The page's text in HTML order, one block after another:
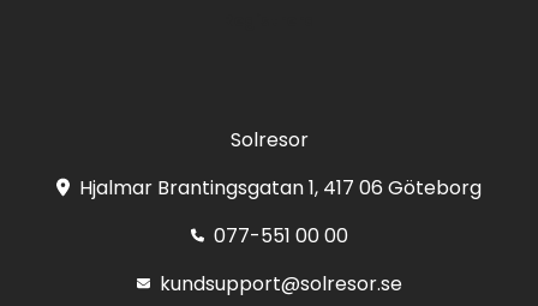
Solresor
Hjalmar Brantingsgatan 1, 417 06 Göteborg
077-551 00 00
kundsupport@solresor.se